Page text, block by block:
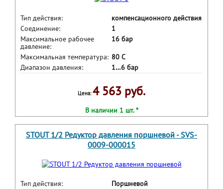
Тип действия:
компенсационного действия
Соединение:
1
Максимальное рабочее
давление:
16 бар
Максимальная температура: 80 С
Диапазон давления:
1…6 бар
Цена:4 563 руб.
В наличии 1 шт. *
STOUT 1/2 Редуктор давления поршневой - SVS-
0009-000015
Тип действия:
Поршневой